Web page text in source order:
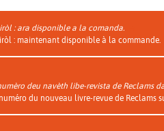
: ara disponible a la comanda.
: maintenant disponible à la commande.
deu navèth libe-revista de Reclams
du nouveau livre-revue de Reclams